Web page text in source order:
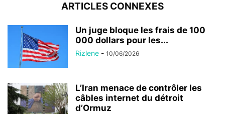
ARTICLES CONNEXES
Un juge bloque les frais de 100
000 dollars pour les...
Rizlene - 10/06/2026
L’Iran menace de contrôler les
câbles internet du détroit
d’Ormuz